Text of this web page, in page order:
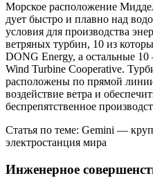
Морское расположение
дует быстро и плавно над
условия для производства
ветряных турбин, 10 из
DONG Energy, а остальные
Wind Turbine Cooperative.
расположены по прямой
воздействие ветра и
беспрепятственное
Статья по теме: Gemini —
электростанция мира
Инженерное